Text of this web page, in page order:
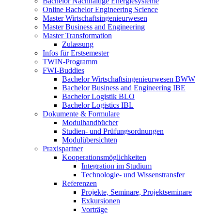
Online Bachelor Engineering Science
Master Wirtschaftsingenieurwesen
Master Business and Engineering
Master Transformation
Zulassung
Infos für Erstsemester
TWIN-Programm
FWI-Buddies
Bachelor Wirtschaftsingenieurwesen BWW
Bachelor Business and Engineering IBE
Bachelor Logistik BLO
Bachelor Logistics IBL
Dokumente & Formulare
Modulhandbücher
Studien- und Prüfungsordnungen
Modulübersichten
Praxispartner
Kooperationsmöglichkeiten
Integration im Studium
Technologie- und Wissenstransfer
Referenzen
Projekte, Seminare, Projektseminare
Exkursionen
Vorträge